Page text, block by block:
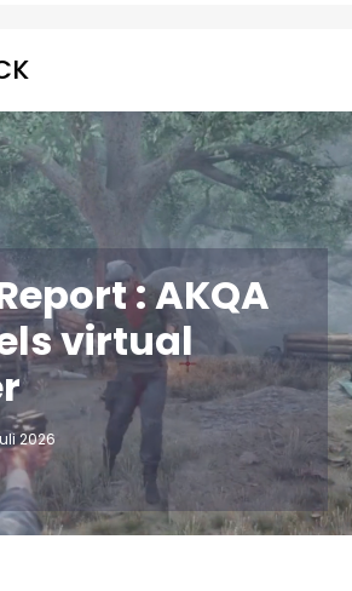
: AKQA
virtual
2026